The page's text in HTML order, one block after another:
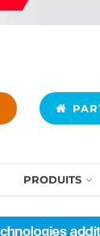
PRODUITS